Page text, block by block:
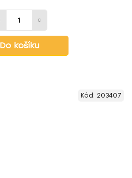
Do košíku
Kód: 203407